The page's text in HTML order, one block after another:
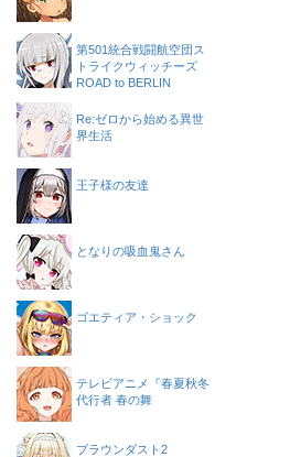
第501統合戦闘航空団ス
トライクウィッチーズ
ROAD to BERLIN
Re:ゼロから始める異世
界生活
王子様の友達
となりの吸血鬼さん
ゴエティア・ショック
テレビアニメ『春夏秋冬
代行者 春の舞
ブラウンダスト2